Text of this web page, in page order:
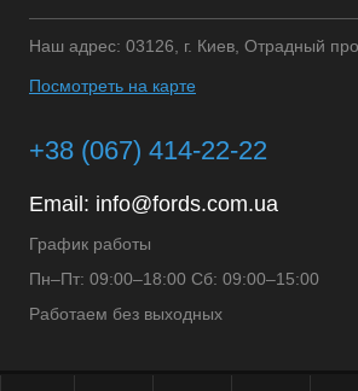
Наш адрес: 03126, г. Киев, Отрадный
Посмотреть на карте
+38 (067) 414-22-22
Email: info@fords.com.ua
График работы
Пн–Пт: 09:00–18:00 Сб: 09:00–15:00
Работаем без выходных